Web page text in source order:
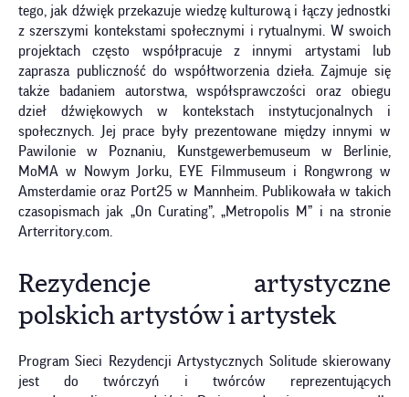
tego, jak dźwięk przekazuje wiedzę kulturową i łączy jednostki
z szerszymi kontekstami społecznymi i rytualnymi. W swoich
projektach często współpracuje z innymi artystami lub
zaprasza publiczność do współtworzenia dzieła. Zajmuje się
także badaniem autorstwa, współsprawczości oraz obiegu
dzieł dźwiękowych w kontekstach instytucjonalnych i
społecznych. Jej prace były prezentowane między innymi w
Pawilonie w Poznaniu, Kunstgewerbemuseum w Berlinie,
MoMA w Nowym Jorku, EYE Filmmuseum i Rongwrong w
Amsterdamie oraz Port25 w Mannheim. Publikowała w takich
czasopismach jak „On Curating”, „Metropolis M” i na stronie
Arterritory.com.
Rezydencje artystyczne
polskich artystów i artystek
Program Sieci Rezydencji Artystycznych Solitude skierowany
jest do twórczyń i twórców reprezentujących